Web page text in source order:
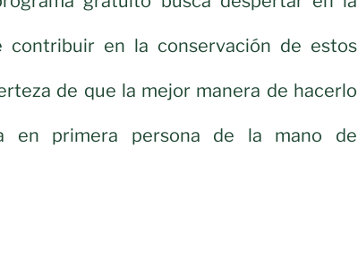
contribuir en la conservación de estos
de que la mejor manera de hacerlo
en primera persona de la mano de